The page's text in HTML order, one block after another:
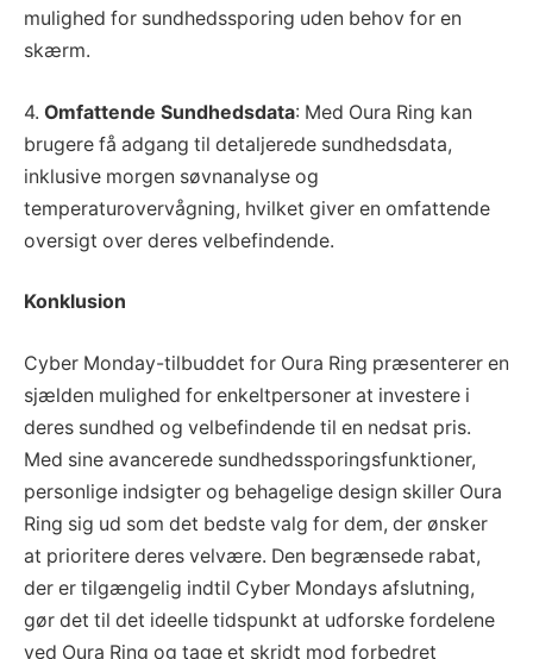
mulighed for sundhedssporing uden behov for en
skærm.
4. Omfattende Sundhedsdata: Med Oura Ring kan
brugere få adgang til detaljerede sundhedsdata,
inklusive morgen søvnanalyse og
temperaturovervågning, hvilket giver en omfattende
oversigt over deres velbefindende.
Konklusion
Cyber Monday-tilbuddet for Oura Ring præsenterer en
sjælden mulighed for enkeltpersoner at investere i
deres sundhed og velbefindende til en nedsat pris.
Med sine avancerede sundhedssporingsfunktioner,
personlige indsigter og behagelige design skiller Oura
Ring sig ud som det bedste valg for dem, der ønsker
at prioritere deres velvære. Den begrænsede rabat,
der er tilgængelig indtil Cyber Mondays afslutning,
gør det til det ideelle tidspunkt at udforske fordelene
ved Oura Ring og tage et skridt mod forbedret